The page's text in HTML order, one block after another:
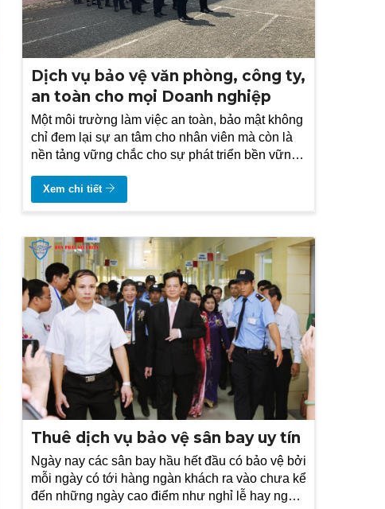
Dịch vụ bảo vệ văn phòng, công ty,
an toàn cho mọi Doanh nghiệp
Một môi trường làm việc an toàn, bảo mật không
chỉ đem lại sự an tâm cho nhân viên mà còn là
nền tảng vững chắc cho sự phát triển bền vững
văn phòng, công ty ra đời, như một lá chắn vững
chắc che chở cho mọi doanh nghiệp.
Xem chi tiết
Thuê dịch vụ bảo vệ sân bay uy tín
Ngày nay các sân bay hầu hết đầu có bảo vệ bởi
mỗi ngày có tới hàng ngàn khách ra vào chưa kể
đến những ngày cao điểm như nghỉ lễ hay ngày